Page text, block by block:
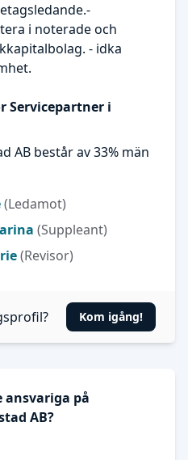
i noterade och
- idka
Servicepartner i
AB består av 33% män
(Ledamot)
(Suppleant)
(Revisor)
Kom igång!
ansvariga på
AB?